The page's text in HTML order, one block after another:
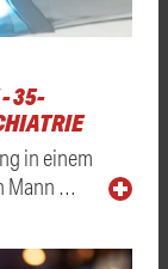
35-
in einem
Mann …